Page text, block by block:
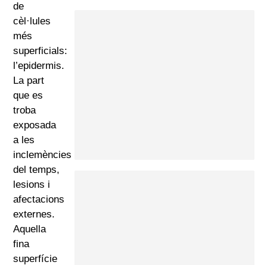
de
cèl·lules
més
superficials:
l’epidermis.
La part
que es
troba
exposada
a les
inclemències
del temps,
lesions i
afectacions
externes.
Aquella
fina
superfície